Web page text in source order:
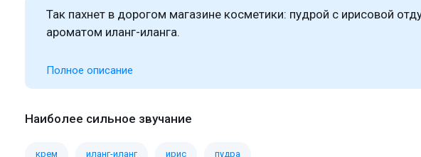
Так пахнет в дорогом магазине косметики: пудрой с ирисовой
ароматом иланг-иланга.
Полное описание
Наиболее сильное звучание
крем иланг-иланг ирис пудра